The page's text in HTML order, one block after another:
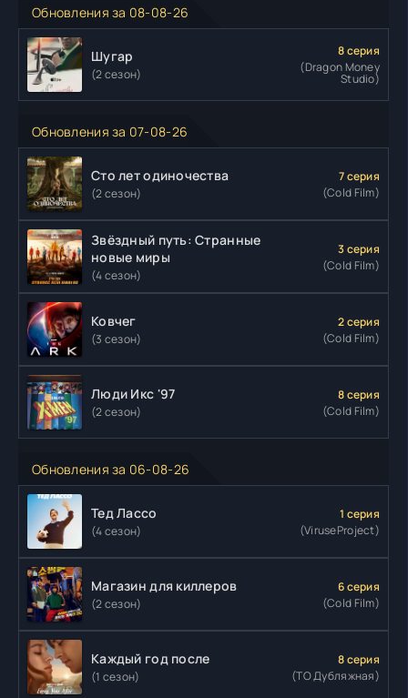
Обновления за 08-08-26
Шугар
(2 сезон)
8 серия
(Dragon Money
Studio)
Обновления за 07-08-26
Сто лет одиночества
(2 сезон)
7 серия
(Cold Film)
Звёздный путь: Странные
новые миры
(4 сезон)
3 серия
(Cold Film)
Ковчег
(3 сезон)
2 серия
(Cold Film)
Люди Икс '97
(2 сезон)
8 серия
(Cold Film)
Обновления за 06-08-26
Тед Лассо
(4 сезон)
1 серия
(ViruseProject)
Магазин для киллеров
(2 сезон)
6 серия
(Cold Film)
Каждый год после
(1 сезон)
8 серия
(ТО Дубляжная)